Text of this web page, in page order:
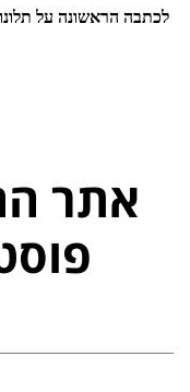
לכתבה הראשונה על
אתר